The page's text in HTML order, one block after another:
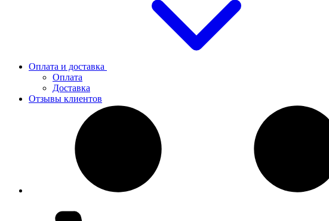
Оплата и доставка
Оплата
Доставка
Отзывы клиентов